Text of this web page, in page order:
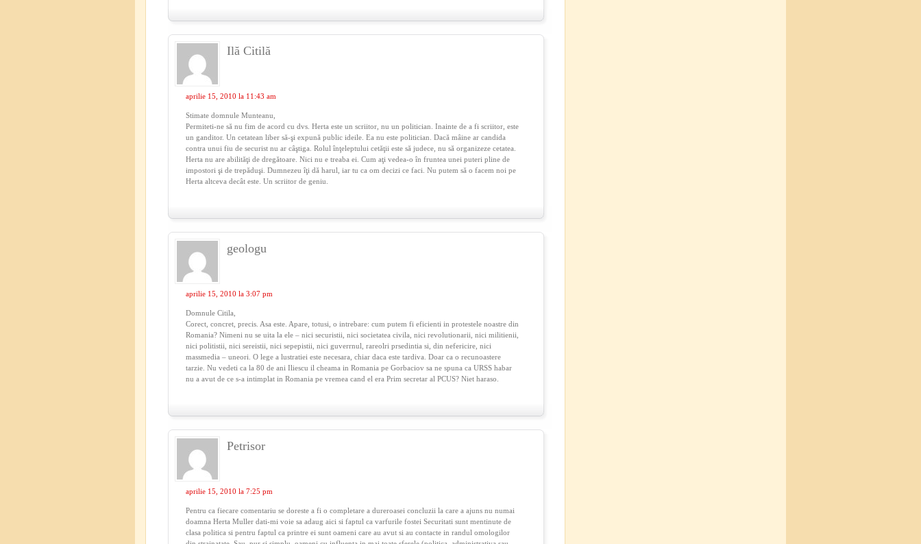
Ilă Citilă
aprilie 15, 2010 la 11:43 am
Stimate domnule Munteanu,
Permiteti-ne să nu fim de acord cu dvs. Herta este un scriitor, nu un politician. Inainte de a fi scriitor, este
un ganditor. Un cetatean liber să-şi expună public ideile. Ea nu este politician. Dacă mâine ar candida
contra unui fiu de securist nu ar câştiga. Rolul înţeleptului cetăţii este să judece, nu să organizeze cetatea.
Herta nu are abilităţi de dregătoare. Nici nu e treaba ei. Cum aţi vedea-o în fruntea unei puteri pline de
impostori şi de trepăduşi. Dumnezeu îţi dă harul, iar tu ca om decizi ce faci. Nu putem să o facem noi pe
Herta altceva decât este. Un scriitor de geniu.
geologu
aprilie 15, 2010 la 3:07 pm
Domnule Citila,
Corect, concret, precis. Asa este. Apare, totusi, o intrebare: cum putem fi eficienti in protestele noastre din
Romania? Nimeni nu se uita la ele – nici securistii, nici societatea civila, nici revolutionarii, nici militienii,
nici politistii, nici sereistii, nici sepepistii, nici guverrnul, rareolri prsedintia si, din nefericire, nici
massmedia – uneori. O lege a lustratiei este necesara, chiar daca este tardiva. Doar ca o recunoastere
tarzie. Nu vedeti ca la 80 de ani Iliescu il cheama in Romania pe Gorbaciov sa ne spuna ca URSS habar
nu a avut de ce s-a intimplat in Romania pe vremea cand el era Prim secretar al PCUS? Niet haraso.
Petrisor
aprilie 15, 2010 la 7:25 pm
Pentru ca fiecare comentariu se doreste a fi o completare a dureroasei concluzii la care a ajuns nu numai
doamna Herta Muller dati-mi voie sa adaug aici si faptul ca varfurile fostei Securitati sunt mentinute de
clasa politica si pentru faptul ca printre ei sunt oameni care au avut si au contacte in randul omologilor